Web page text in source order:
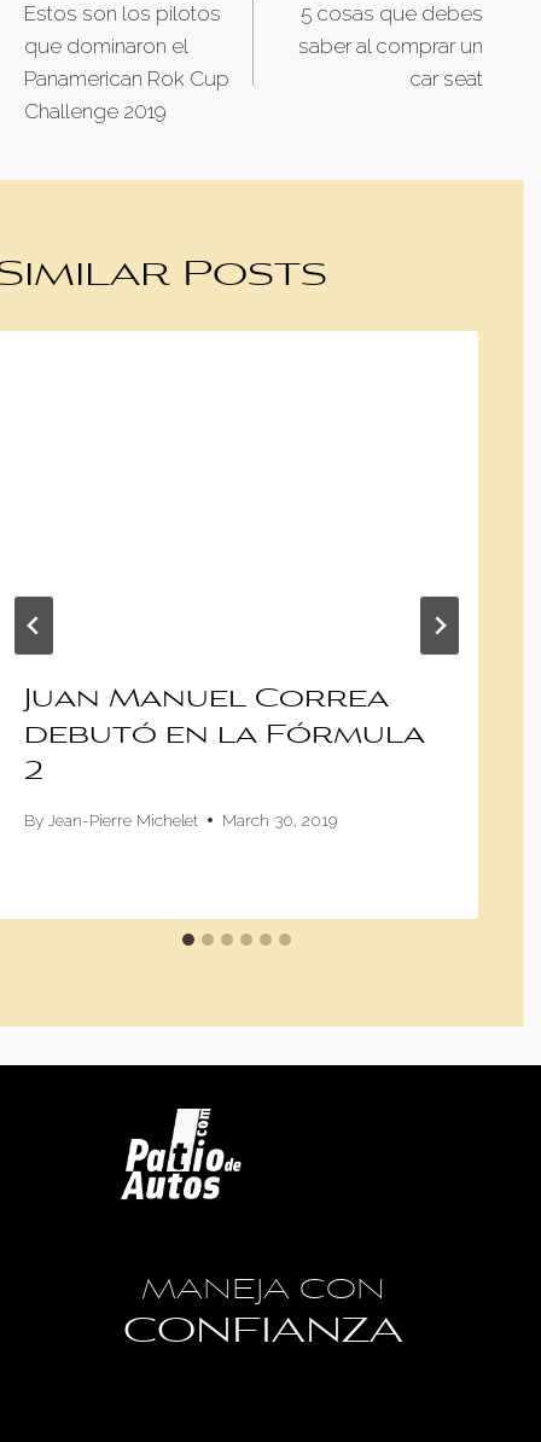
navigation
Estos son los pilotos
que dominaron el
Panamerican Rok Cup
Challenge 2019
5 cosas que debes
saber al comprar un
car seat
Posts
Juan Manuel Correa
debutó en la Fórmula
2
By Jean-Pierre Michelet March 30, 2019
MANEJA CON
CONFIANZA